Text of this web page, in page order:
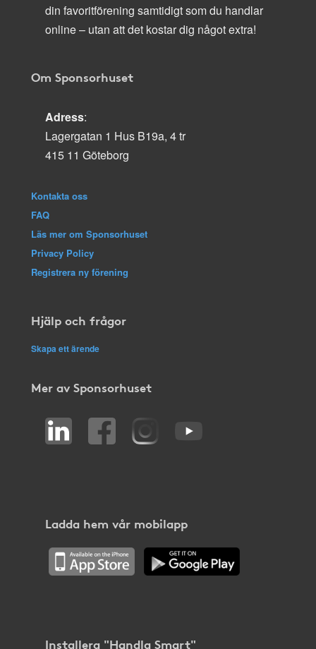
din favoritförening samtidigt som du handlar
online – utan att det kostar dig något extra!
Om Sponsorhuset
Adress:
Lagergatan 1 Hus B19a, 4 tr
415 11 Göteborg
Kontakta oss
FAQ
Läs mer om Sponsorhuset
Privacy Policy
Registrera ny förening
Hjälp och frågor
Skapa ett ärende
Mer av Sponsorhuset
Ladda hem vår mobilapp
Installera "Handla Smart"